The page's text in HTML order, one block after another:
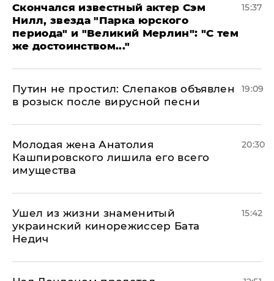
Скончался известный актер Сэм
Нилл, звезда "Парка юрского
периода" и "Великий Мерлин": "С тем
же достоинством..."
15:37
Путин не простил: Слепаков объявлен
в розыск после вирусной песни
19:09
Молодая жена Анатолия
Кашпировского лишила его всего
имущества
20:30
Ушел из жизни знаменитый
украинский кинорежиссер Бата
Недич
15:42